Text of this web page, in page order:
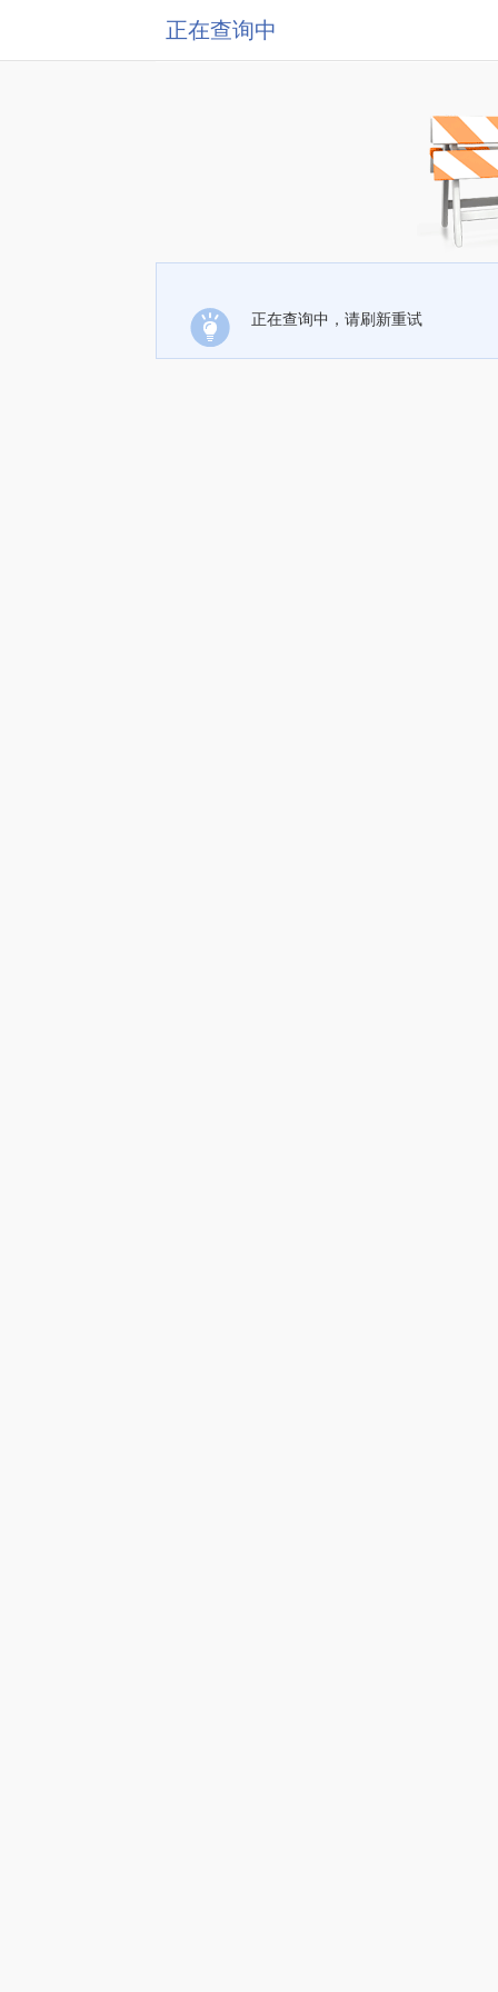
正在查询中
正在查询中，请刷新重试